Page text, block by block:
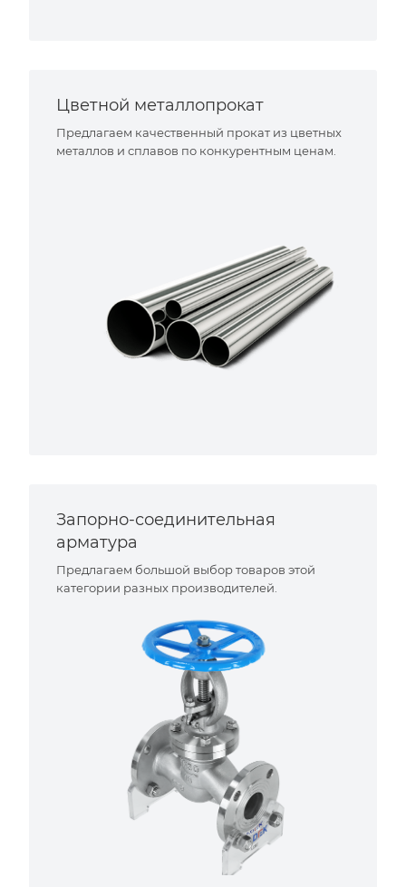
Цветной металлопрокат
Предлагаем качественный прокат из цветных
металлов и сплавов по конкурентным ценам.
Запорно-соединительная
арматура
Предлагаем большой выбор товаров этой
категории разных производителей.